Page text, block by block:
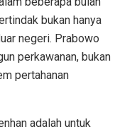
bukan hanya
negeri. Prabowo
perkawanan, bukan
pertahanan
adalah untuk